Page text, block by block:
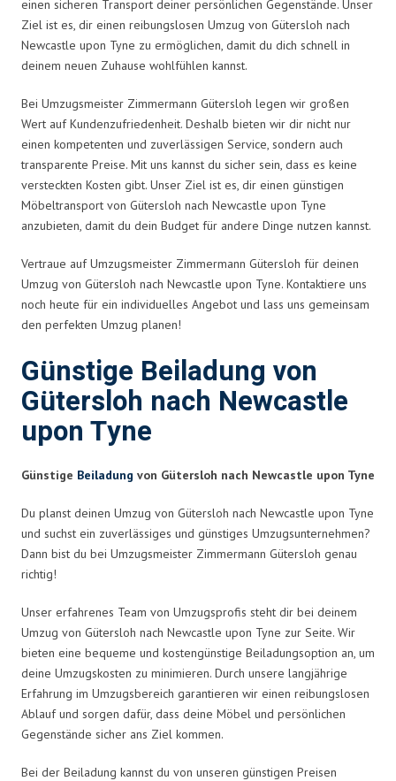
einen sicheren Transport deiner persönlichen Gegenstände. Unser
Ziel ist es, dir einen reibungslosen Umzug von Gütersloh nach
Newcastle upon Tyne zu ermöglichen, damit du dich schnell in
deinem neuen Zuhause wohlfühlen kannst.
Bei Umzugsmeister Zimmermann Gütersloh legen wir großen
Wert auf Kundenzufriedenheit. Deshalb bieten wir dir nicht nur
einen kompetenten und zuverlässigen Service, sondern auch
transparente Preise. Mit uns kannst du sicher sein, dass es keine
versteckten Kosten gibt. Unser Ziel ist es, dir einen günstigen
Möbeltransport von Gütersloh nach Newcastle upon Tyne
anzubieten, damit du dein Budget für andere Dinge nutzen kannst.
Vertraue auf Umzugsmeister Zimmermann Gütersloh für deinen
Umzug von Gütersloh nach Newcastle upon Tyne. Kontaktiere uns
noch heute für ein individuelles Angebot und lass uns gemeinsam
den perfekten Umzug planen!
Günstige Beiladung von
Gütersloh nach Newcastle
upon Tyne
Günstige Beiladung von Gütersloh nach Newcastle upon Tyne
Du planst deinen Umzug von Gütersloh nach Newcastle upon Tyne
und suchst ein zuverlässiges und günstiges Umzugsunternehmen?
Dann bist du bei Umzugsmeister Zimmermann Gütersloh genau
richtig!
Unser erfahrenes Team von Umzugsprofis steht dir bei deinem
Umzug von Gütersloh nach Newcastle upon Tyne zur Seite. Wir
bieten eine bequeme und kostengünstige Beiladungsoption an, um
deine Umzugskosten zu minimieren. Durch unsere langjährige
Erfahrung im Umzugsbereich garantieren wir einen reibungslosen
Ablauf und sorgen dafür, dass deine Möbel und persönlichen
Gegenstände sicher ans Ziel kommen.
Bei der Beiladung kannst du von unseren günstigen Preisen